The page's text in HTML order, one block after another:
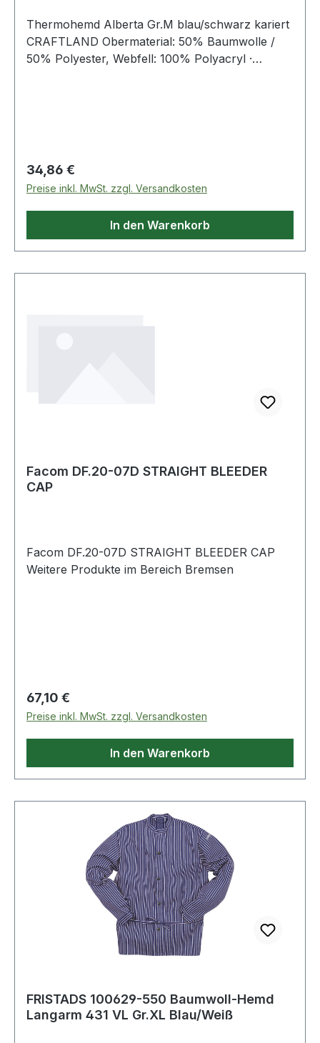
Thermohemd Alberta Gr.M blau/schwarz kariert
CRAFTLAND Obermaterial: 50% Baumwolle /
50% Polyester, Webfell: 100% Polyacryl ·
Regulärer Preis:
34,86 €
Preise inkl. MwSt. zzgl. Versandkosten
In den Warenkorb
Facom DF.20-07D STRAIGHT BLEEDER
CAP
Facom DF.20-07D STRAIGHT BLEEDER CAP
Weitere Produkte im Bereich Bremsen
Regulärer Preis:
67,10 €
Preise inkl. MwSt. zzgl. Versandkosten
In den Warenkorb
FRISTADS 100629-550 Baumwoll-Hemd
Langarm 431 VL Gr.XL Blau/Weiß